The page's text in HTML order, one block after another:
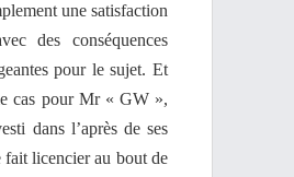
une satisfaction
des conséquences
pour le sujet. Et
cas pour Mr « GW »,
dans l’après de ses
fait licencier au bout de